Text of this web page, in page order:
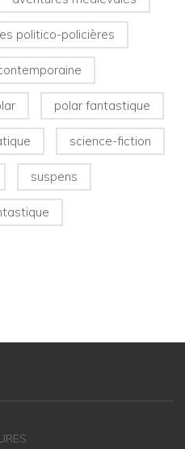
politico-policières
polar fantastique
science-fiction
suspens